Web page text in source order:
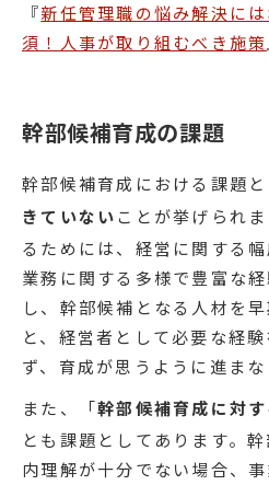
『新任管理職の悩み解決に
須！人事が取り組むべき施策
幹部候補育成の課題
幹部候補育成における課題と
きていないことが挙げられ
るためには、経営に関する
業務に関する多様で豊富な
し、幹部候補となる人材を
と、経営者として必要な経
ず、育成が思うように進まな
また、「幹部候補育成に対
とも課題としてあります。
内理解が十分でない場合、